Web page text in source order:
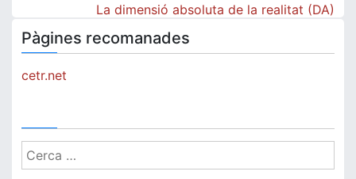
La dimensió absoluta de la realitat (DA)
Pàgines recomanades
cetr.net
Cerca: